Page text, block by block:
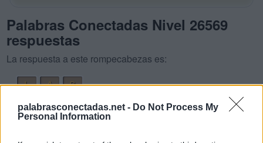
palabrasconectadas.net - Do Not Process My
Personal Information
Palabras Conectadas Nivel 26569
respuestas
La respuesta a este rompecabezas es:
L
A
S
B
A L
A
B
A S
A
S
A L
A